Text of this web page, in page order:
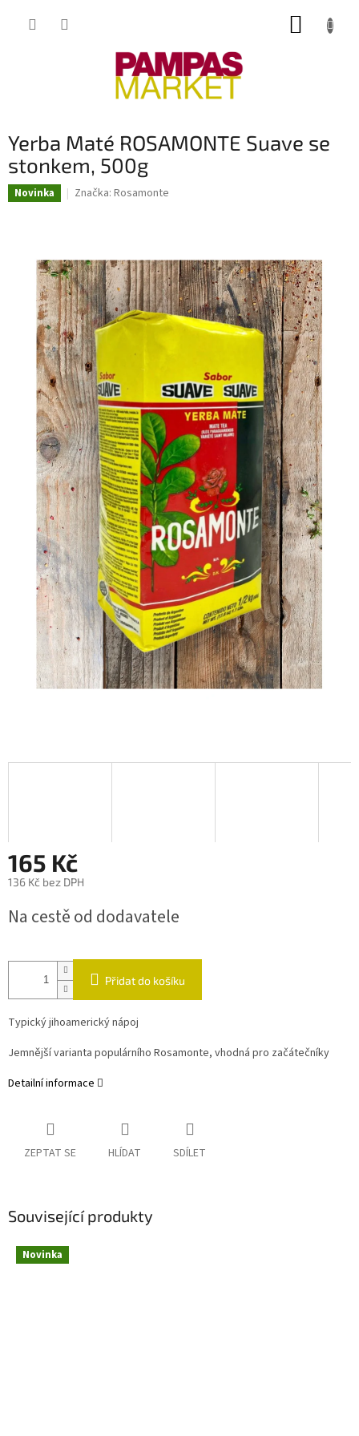
Yerba Maté ROSAMONTE Suave se
stonkem, 500g
Novinka Značka: Rosamonte
165 Kč
136 Kč bez DPH
cena:
Na cestě od dodavatele
Přidat do košíku
Typický jihoamerický nápoj
Jemnější varianta populárního Rosamonte, vhodná pro začátečníky
Detailní informace
ZEPTAT SE HLÍDAT SDÍLET
Související produkty
Novinka